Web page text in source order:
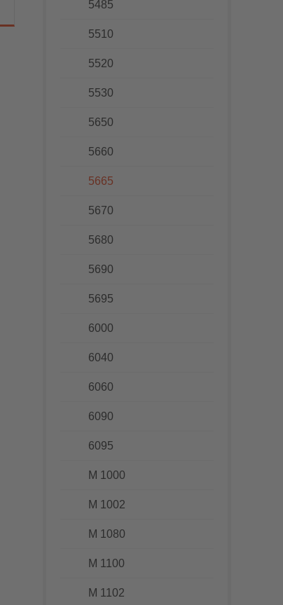
5485
5510
5520
5530
5650
5660
5665
5670
5680
5690
5695
6000
6040
6060
6090
6095
M 1000
M 1002
M 1080
M 1100
M 1102